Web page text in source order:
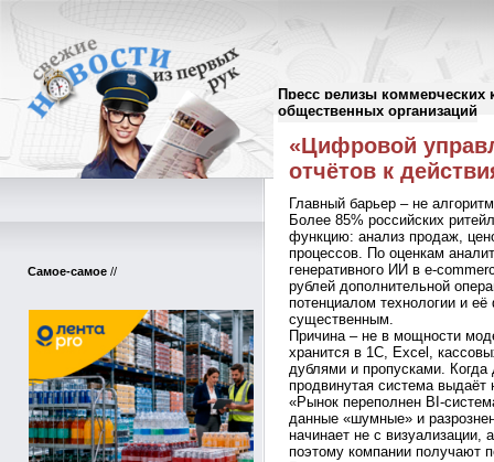
Пресс релизы коммерческих
общественных организаций
Самое-самое //
Пресс-релизы//
«Цифровой
отчётов к
Главный барьер – не
Более 85% российских
функцию: анализ продаж,
процессов. По оценкам
генеративного ИИ в e-
рублей дополнительной
потенциалом технологии и
существенным.
Причина – не в мощности
хранится в 1С, Excel,
дублями и пропусками.
продвинутая система выдаёт
«Рынок переполнен BI-
данные «шумные» и
начинает не с визуализации,
поэтому компании получают